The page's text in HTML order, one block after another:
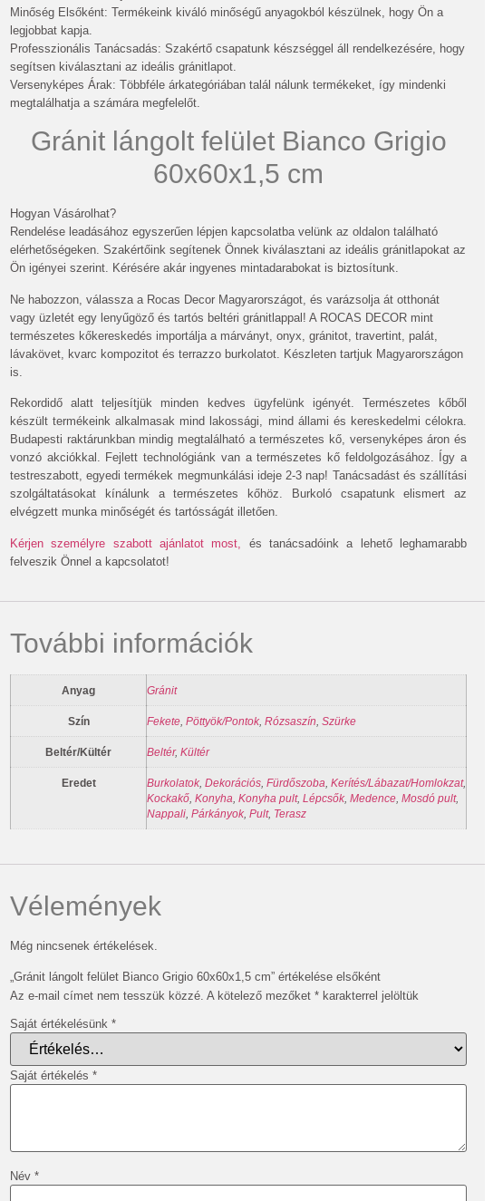
Minőség Elsőként: Termékeink kiváló minőségű anyagokból készülnek, hogy Ön a
legjobbat kapja.
Professzionális Tanácsadás: Szakértő csapatunk készséggel áll rendelkezésére, hogy
segítsen kiválasztani az ideális gránitlapot.
Versenyképes Árak: Többféle árkategóriában talál nálunk termékeket, így mindenki
megtalálhatja a számára megfelelőt.
Gránit lángolt felület Bianco Grigio
60x60x1,5 cm
Hogyan Vásárolhat?
Rendelése leadásához egyszerűen lépjen kapcsolatba velünk az oldalon található
elérhetőségeken. Szakértőink segítenek Önnek kiválasztani az ideális gránitlapokat az
Ön igényei szerint. Kérésére akár ingyenes mintadarabokat is biztosítunk.
Ne habozzon, válassza a Rocas Decor Magyarországot, és varázsolja át otthonát
vagy üzletét egy lenyűgöző és tartós beltéri gránitlappal! A ROCAS DECOR mint
természetes kőkereskedés importálja a márványt, onyx, gránitot, travertint, palát,
lávakövet, kvarc kompozitot és terrazzo burkolatot. Készleten tartjuk Magyarországon
is.
Rekordidő alatt teljesítjük minden kedves ügyfelünk igényét. Természetes kőből
készült termékeink alkalmasak mind lakossági, mind állami és kereskedelmi célokra.
Budapesti raktárunkban mindig megtalálható a természetes kő, versenyképes áron és
vonzó akciókkal. Fejlett technológiánk van a természetes kő feldolgozásához. Így a
testreszabott, egyedi termékek megmunkálási ideje 2-3 nap! Tanácsadást és szállítási
szolgáltatásokat kínálunk a természetes kőhöz. Burkoló csapatunk elismert az
elvégzett munka minőségét és tartósságát illetően.
Kérjen személyre szabott ajánlatot most,
és tanácsadóink a lehető leghamarabb
felveszik Önnel a kapcsolatot!
További információk
Anyag Gránit
Szín Fekete Pöttyök/Pontok Rózsaszín Szürke
Beltér/Kültér Beltér, Kültér
Eredet Burkolatok Dekorációs Fürdőszoba Kerítés/Lábazat/Homlokzat,
Kockakő Konyha Konyha pult, Lépcsők Medence Mosdó pult,
Nappali Párkányok Pult, Terasz
Vélemények
Még nincsenek értékelések.
„Gránit lángolt felület Bianco Grigio 60x60x1,5 cm” értékelése elsőként
Az e-mail címet nem tesszük közzé. A kötelező mezőket * karakterrel jelöltük
Saját értékelésünk *
Saját értékelés *
Név *